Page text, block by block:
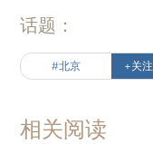
话题：
#北京 +关注
相关阅读